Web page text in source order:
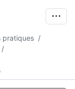
pratiques /
/